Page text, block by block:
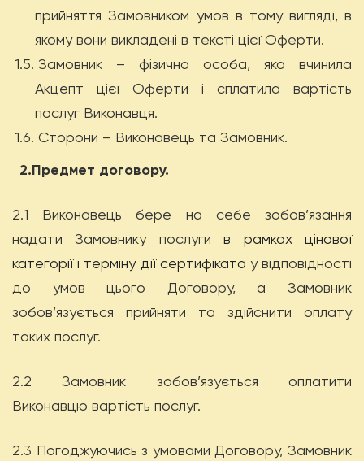
прийняття Замовником умов в тому вигляді, в
якому вони викладені в тексті цієї Оферти.
1.5. Замовник – фізична особа, яка вчинила
Акцепт цієї Оферти і сплатила вартість
послуг Виконавця.
1.6. Сторони – Виконавець та Замовник.
2.Предмет договору.
2.1 Виконавець бере на себе зобов’язання
надати Замовнику послугив рамках цінової
категорії і терміну дії сертифіката у відповідності
до умов цього Договору, а Замовник
зобов’язується прийняти та здійснити оплату
таких послуг.
2.2 Замовник зобов’язується оплатити
Виконавцю вартість послуг.
2.3 Погоджуючись з умовами Договору, Замовник